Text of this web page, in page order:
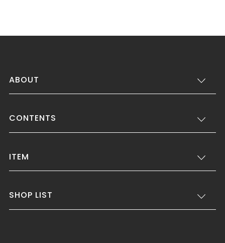
ABOUT
CONTENTS
ITEM
SHOP LIST